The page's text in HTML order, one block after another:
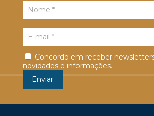
Concordo em receber
novidades e informações.